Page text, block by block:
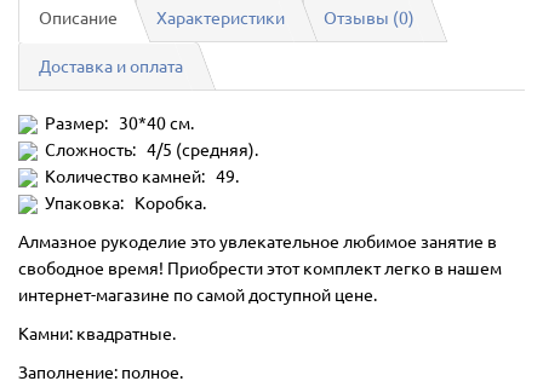
Описание Характеристики Отзывы (0)
Доставка и оплата
Размер: 30*40 см.
Сложность: 4/5 (средняя).
Количество камней: 49.
Упаковка: Коробка.
Алмазное рукоделие это увлекательное любимое занятие в
свободное время! Приобрести этот комплект легко в нашем
интернет-магазине по самой доступной цене.
Камни: квадратные.
Заполнение: полное.